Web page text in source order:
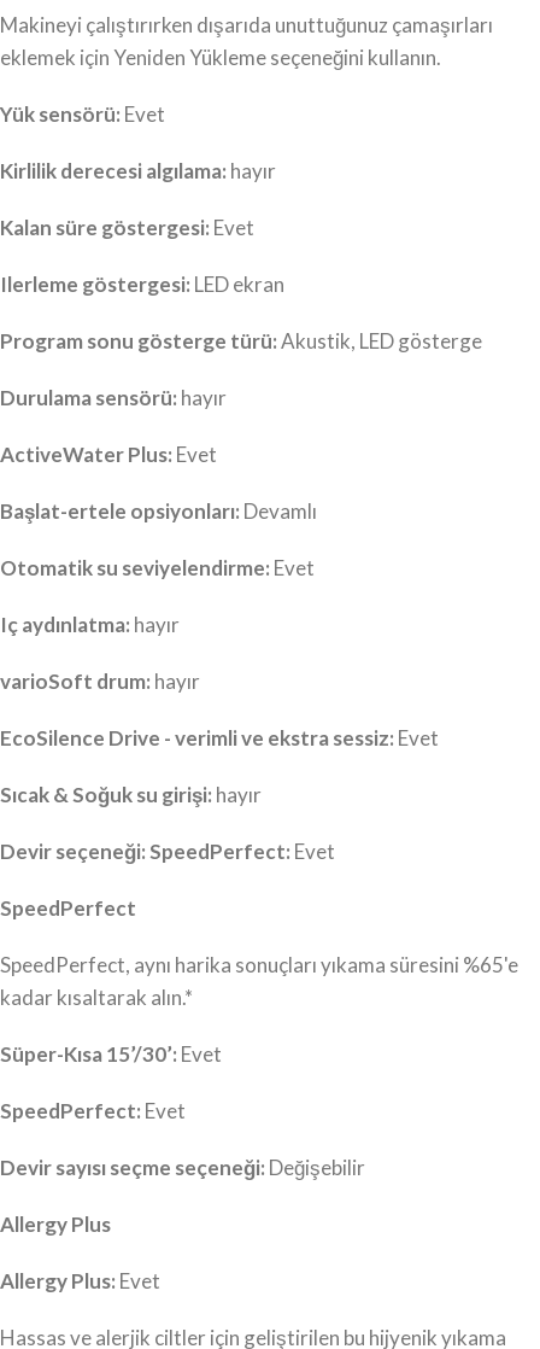
Makineyi çalıştırırken dışarıda unuttuğunuz çamaşırları
eklemek için Yeniden Yükleme seçeneğini kullanın.
Yük sensörü: Evet
Kirlilik derecesi algılama: hayır
Kalan süre göstergesi: Evet
Ilerleme göstergesi: LED ekran
Program sonu gösterge türü:Akustik, LED gösterge
Durulama sensörü: hayır
ActiveWater Plus: Evet
Başlat-ertele opsiyonları: Devamlı
Otomatik su seviyelendirme: Evet
Iç aydınlatma: hayır
varioSoft drum: hayır
EcoSilence Drive - verimli ve ekstra sessiz: Evet
Sıcak & Soğuk su girişi: hayır
Devir seçeneği: SpeedPerfect: Evet
SpeedPerfect
SpeedPerfect, aynı harika sonuçları yıkama süresini %65'e
kadar kısaltarak alın.*
Süper-Kısa 15’/30’: Evet
SpeedPerfect: Evet
Devir sayısı seçme seçeneği: Değişebilir
Allergy Plus
Allergy Plus: Evet
Hassas ve alerjik ciltler için geliştirilen bu hijyenik yıkama